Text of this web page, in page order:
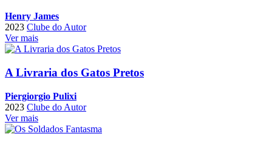
Henry James
2023 Clube do Autor
Ver mais
A Livraria dos Gatos Pretos
Piergiorgio Pulixi
2023 Clube do Autor
Ver mais